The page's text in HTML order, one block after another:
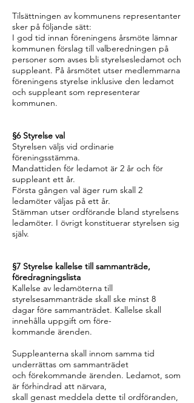
Tilsättningen av kommunens representanter
sker på följande sätt:
I god tid innan föreningens årsmöte lämnar
kommunen förslag till valberedningen på
personer som avses bli styrelsesledamot och
suppleant. På årsmötet utser medlemmarna
föreningens styrelse inklusive den ledamot
och suppleant som representerar
kommunen.
§6 Styrelse val
Styrelsen väljs vid ordinarie
föreningsstämma.
Mandattiden för ledamot är 2 år och för
suppleant ett år.
Första gången val äger rum skall 2
ledamöter väljas på ett år.
Stämman utser ordförande bland styrelsens
ledamöter. I övrigt konstituerar styrelsen sig
själv.
§7 Styrelse kallelse till sammanträde,
föredragningslista
Kallelse av ledamöterna till
styrelsesammanträde skall ske minst 8
dagar före sammanträdet. Kallelse skall
innehålla uppgift om före-
kommande ärenden.
Suppleanterna skall innom samma tid
underrättas om sammanträdet
och förekommande ärenden. Ledamot, som
är förhindrad att närvara,
skall genast meddela dette til ordföranden,